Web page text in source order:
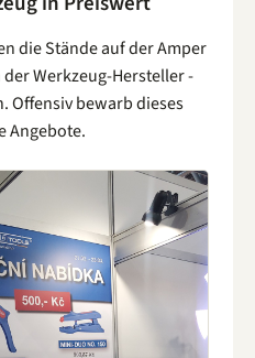
die Stände auf der Amper
Werkzeug-Hersteller -
Offensiv bewarb dieses
Angebote.